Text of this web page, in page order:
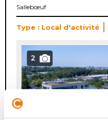
Sallebœuf
Type : Local d'activité
2